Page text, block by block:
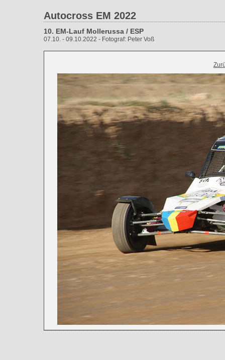
Autocross EM 2022
10. EM-Lauf Mollerussa / ESP
07.10. - 09.10.2022 - Fotograf: Peter Voß